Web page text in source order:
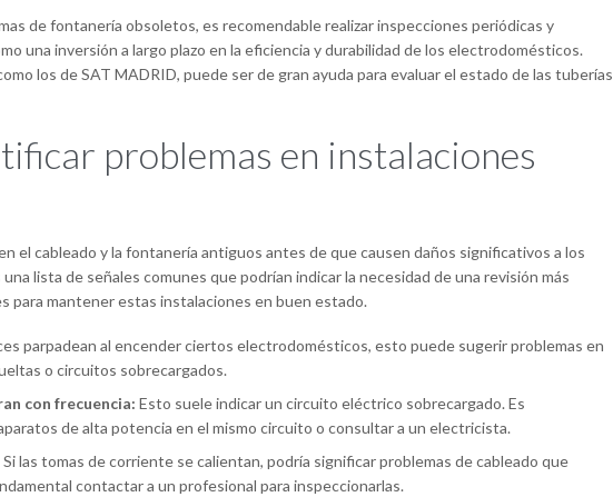
de fontanería obsoletos, es recomendable realizar inspecciones periódicas y
una inversión a largo plazo en la eficiencia y durabilidad de los electrodomésticos.
los de SAT MADRID, puede ser de gran ayuda para evaluar el estado de las tuberías
problemas en instalaciones
el cableado y la fontanería antiguos antes de que causen daños significativos a los
lista de señales comunes que podrían indicar la necesidad de una revisión más
para mantener estas instalaciones en buen estado.
parpadean al encender ciertos electrodomésticos, esto puede sugerir problemas en
o circuitos sobrecargados.
con frecuencia: Esto suele indicar un circuito eléctrico sobrecargado. Es
de alta potencia en el mismo circuito o consultar a un electricista.
Si las tomas de corriente se calientan, podría significar problemas de cableado que
contactar a un profesional para inspeccionarlas.